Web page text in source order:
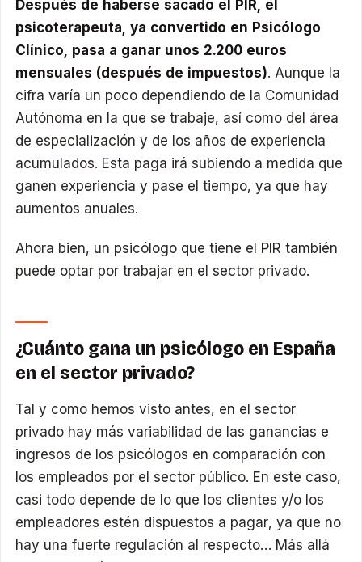
Después de haberse sacado el PIR, el
psicoterapeuta, ya convertido en Psicólogo
Clínico, pasa a ganar unos 2.200 euros
mensuales (después de impuestos). Aunque la
cifra varía un poco dependiendo de la Comunidad
Autónoma en la que se trabaje, así como del área
de especialización y de los años de experiencia
acumulados. Esta paga irá subiendo a medida que
ganen experiencia y pase el tiempo, ya que hay
aumentos anuales.
Ahora bien, un psicólogo que tiene el PIR también
puede optar por trabajar en el sector privado.
¿Cuánto gana un psicólogo en España
en el sector privado?
Tal y como hemos visto antes, en el sector
privado hay más variabilidad de las ganancias e
ingresos de los psicólogos en comparación con
los empleados por el sector público. En este caso,
casi todo depende de lo que los clientes y/o los
empleadores estén dispuestos a pagar, ya que no
hay una fuerte regulación al respecto… Más allá